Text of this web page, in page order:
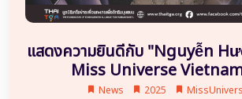
แสดงความยินดีกับ "Nguyễn
Miss Universe
News 2025